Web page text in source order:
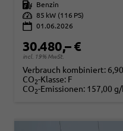
Kraftstoff
Benzin
Leistung 85 kW (116 PS)
01.06.2026
30.480,– €
incl. 19% MwSt.
Verbrauch kombiniert:
CO2-Klasse: F
CO2-Emissionen: 157,00